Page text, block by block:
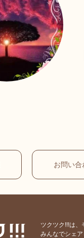
お問い合
ツクツク!!!は、
みんなでシェ